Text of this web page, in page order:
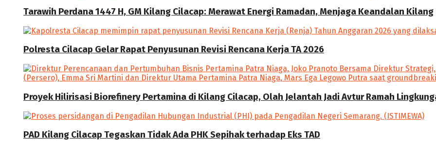
Tarawih Perdana 1447 H, GM Kilang Cilacap: Merawat Energi Ramadan, Menjaga Keandalan Kilang
Polresta Cilacap Gelar Rapat Penyusunan Revisi Rencana Kerja TA 2026
Proyek Hilirisasi Biorefinery Pertamina di Kilang Cilacap, Olah Jelantah Jadi Avtur Ramah
PAD Kilang Cilacap Tegaskan Tidak Ada PHK Sepihak terhadap Eks TAD